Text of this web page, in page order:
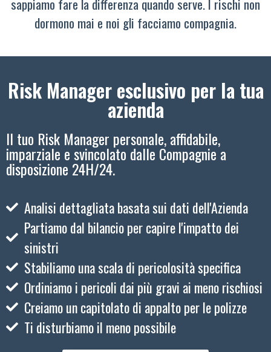
sappiamo fare la differenza quando serve. I rischi non
dormono mai e noi gli facciamo compagnia.
Risk Manager esclusivo per la tua
azienda
Il tuo Risk Manager personale, affidabile,
imparziale e svincolato dalle Compagnie a
disposizione 24H/24.
Analisi dettagliata basata sui dati dell'Azienda
Partiamo dal bilancio per capire l'impatto dei
sinistri
Stabiliamo una scala di pericolosità specifica
Ordiniamo i pericoli dai più gravi ai meno rischiosi
Creiamo un capitolato di appalto per le polizze
Ti disturbiamo il meno possibile